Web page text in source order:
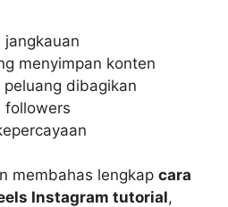
jangkauan
menyimpan konten
dibagikan
followers
membahas lengkap cara
Instagram tutorial,